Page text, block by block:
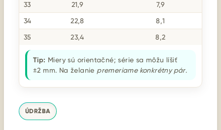
33 21,9 7,9
34 22,8 8,1
35 23,4 8,2
Tip: Miery sú orientačné; série sa môžu líšiť
±2 mm. Na želanie premeriame konkrétny pár.
ÚDRŽBA